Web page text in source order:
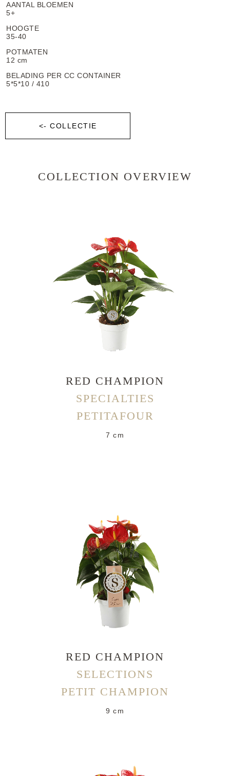
AANTAL BLOEMEN
5+
HOOGTE
35-40
POTMATEN
12 cm
BELADING PER CC CONTAINER
5*5*10 / 410
<- COLLECTIE
COLLECTION OVERVIEW
RED CHAMPION
SPECIALTIES
PETITAFOUR
7 cm
RED CHAMPION
SELECTIONS
PETIT CHAMPION
9 cm